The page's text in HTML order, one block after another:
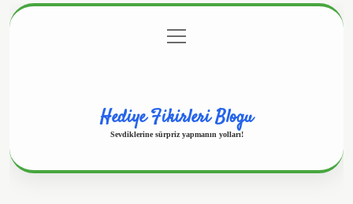
Gizlilik Politikası
menüyü
aç
Hediye Fikirleri Blogu
Sevdiklerine sürpriz yapmanın yolları!